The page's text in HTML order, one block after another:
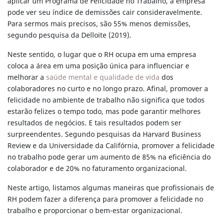
pode ver seu índice de demissões cair consideravelmente.
Para sermos mais precisos, são 55% menos demissões,
segundo pesquisa da Delloite (2019).
Neste sentido, o lugar que o RH ocupa em uma empresa
coloca a área em uma posição única para influenciar e
melhorar a saúde mental e qualidade de vida dos
colaboradores no curto e no longo prazo. Afinal, promover a
felicidade no ambiente de trabalho não significa que todos
estarão felizes o tempo todo, mas pode garantir melhores
resultados de negócios. E tais resultados podem ser
surpreendentes. Segundo pesquisas da Harvard Business
Review e da Universidade da Califórnia, promover a felicidade
no trabalho pode gerar um aumento de 85% na eficiência do
colaborador e de 20% no faturamento organizacional.
Neste artigo, listamos algumas maneiras que profissionais de
RH podem fazer a diferença para promover a felicidade no
trabalho e proporcionar o bem-estar organizacional.